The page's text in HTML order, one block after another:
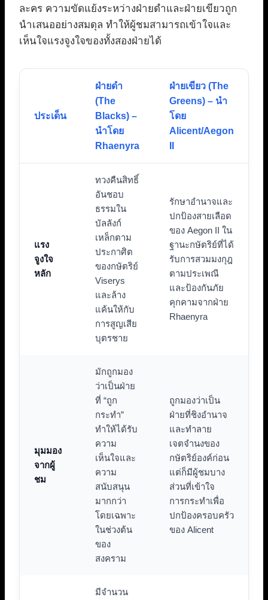
ละคร ความขัดแย้งระหว่างฝ่ายดำและฝ่ายเขียวถูก
นำเสนออย่างสมดุล ทำให้ผู้ชมสามารถเข้าใจและ
เห็นใจแรงจูงใจของทั้งสองฝ่ายได้
ประเด็น
ฝ่ายดำ
(The
Blacks) –
นำโดย
Rhaenyra
ฝ่ายเขียว (The
Greens) – นำ
โดย
Alicent/Aegon
แรง
จูงใจ
หลัก
ทวงคืนสิทธิ์
อันชอบ
ธรรมใน
บัลลังก์
เหล็กตาม
ประกาศิต
ของกษัตริย์
Viserys
และล้าง
แค้นให้กับ
การสูญเสีย
บุตรชาย
รักษาอำนาจและ
ปกป้องสายเลือด
ของ Aegon II ใน
ฐานะกษัตริย์ที่ได้
รับการสวมมงกุฎ
ตามประเพณี
และป้องกันภัย
คุกคามจากฝ่าย
Rhaenyra
มุมมอง
จากผู้
ชม
มักถูกมอง
ว่าเป็นฝ่าย
ที่ “ถูก
กระทำ”
ทำให้ได้รับ
ความ
เห็นใจและ
ความ
สนับสนุน
มากกว่า
โดยเฉพาะ
ในช่วงต้น
ของ
สงคราม
ถูกมองว่าเป็น
ฝ่ายที่ชิงอำนาจ
และทำลาย
เจตจำนงของ
กษัตริย์องค์ก่อน
แต่ก็มีผู้ชมบาง
ส่วนที่เข้าใจ
การกระทำเพื่อ
ปกป้องครอบครัว
ของ Alicent
มีจำนวน